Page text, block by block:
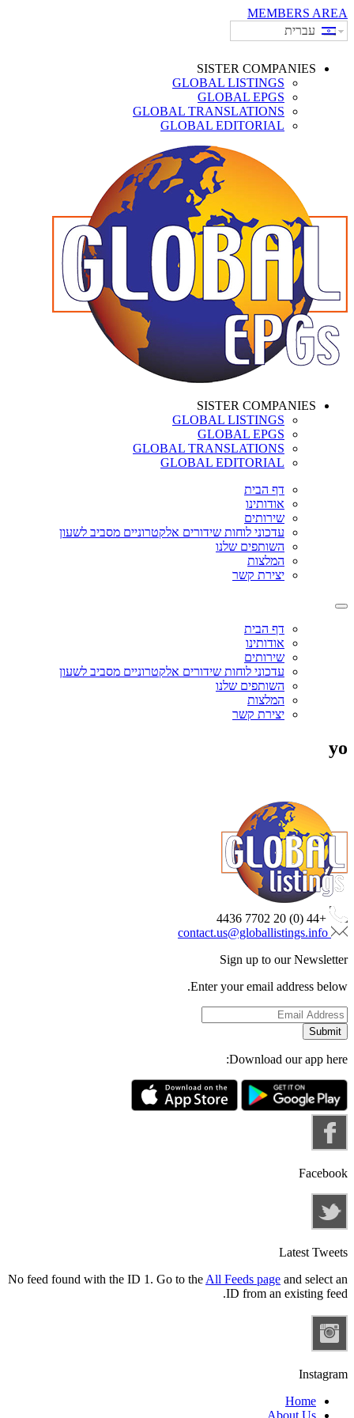
MEMBERS AREA
עברית
SISTER COMPANIES
GLOBAL LISTINGS
GLOBAL EPGS
GLOBAL TRANSLATIONS
GLOBAL EDITORIAL
SISTER COMPANIES
GLOBAL LISTINGS
GLOBAL EPGS
GLOBAL TRANSLATIONS
GLOBAL EDITORIAL
דף הבית
אודותינו
שירותים
עדכוני לוחות שידורים אלקטרוניים מסביב לשעון
השותפים שלנו
המלצות
יצירת קשר
דף הבית
אודותינו
שירותים
עדכוני לוחות שידורים אלקטרוניים מסביב לשעון
השותפים שלנו
המלצות
יצירת קשר
yo
+44 (0) 20 7702 4436
contact.us@globallistings.info
Sign up to our Newsletter
Enter your email address below.
Download our app here:
Facebook
Latest Tweets
No feed found with the ID 1. Go to the All Feeds page and select an
ID from an existing feed.
Instagram
Home
About Us